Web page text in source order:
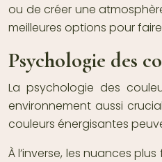
ou de créer une
meilleures options pour
Psychologie des
La psychologie des
environnement aussi
couleurs énergisantes
À l’inverse, les nuances